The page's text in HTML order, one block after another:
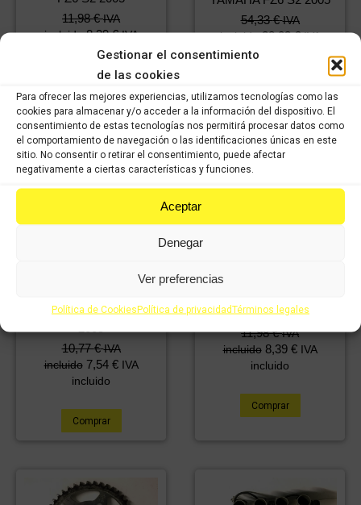
Gestionar el consentimiento
de las cookies
Para ofrecer las mejores experiencias, utilizamos tecnologías como las
cookies para almacenar y/o acceder a la información del dispositivo. El
consentimiento de estas tecnologías nos permitirá procesar datos como
el comportamiento de navegación o las identificaciones únicas en este
sitio. No consentir o retirar el consentimiento, puede afectar
negativamente a ciertas características y funciones.
Aceptar
Denegar
Ver preferencias
Política de CookiesPolítica de privacidadTérminos legales
11,98€ IVA
incluido 8,39€ IVA
incluido
Comprar
54,33€ IVA
incluido 38,03€ IVA
incluido
Comprar
Claxon YAMAHA FZ6 S2
10,77€ IVA
incluido 7,54 € IVA
incluido
Comprar
FZ6 S2 2005
11,98€ IVA
incluido 8,39 € IVA
incluido
Comprar